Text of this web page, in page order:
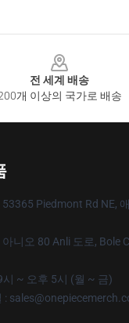
전 세계 배송
개 이상의 국가로 배송
53365 Piedmont Rd NE,
아니오 80 Anli 도로, Bole
시 ~ 오후 5시 (월 ~ 금)
: